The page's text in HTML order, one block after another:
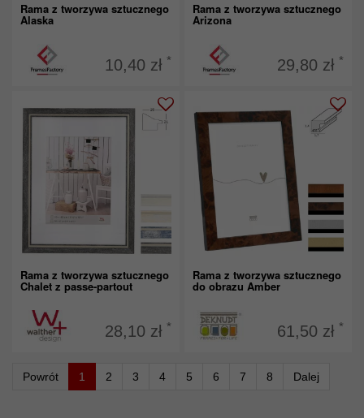
Rama z tworzywa sztucznego
Alaska
10,40 zł *
Rama z tworzywa sztucznego
Arizona
29,80 zł *
Rama z tworzywa sztucznego
Chalet z passe-partout
28,10 zł *
Rama z tworzywa sztucznego
do obrazu Amber
61,50 zł *
Powrót 1 2 3 4 5 6 7 8 Dalej